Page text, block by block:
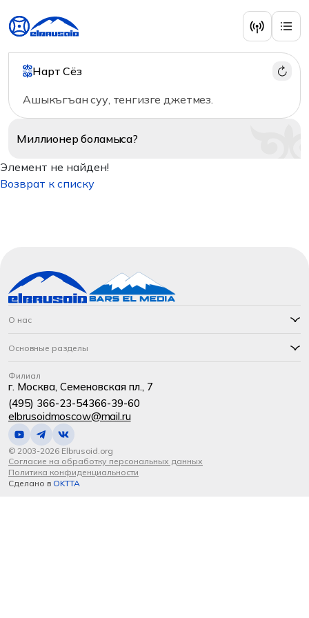
Нарт Сёз
Ашыкъгъан cуу, тенгизге джетмез.
Миллионерболамыса?
Элемент не найден!
Возврат к списку
О нас
Основные разделы
Филиал
г. Москва, Семеновская пл., 7
(495) 366-23-54366-39-60
elbrusoidmoscow@mail.ru
© 2003-2026 Elbrusoid.org
Согласие на обработку персональных данных
Политика конфиденциальности
Сделано в OKTTA